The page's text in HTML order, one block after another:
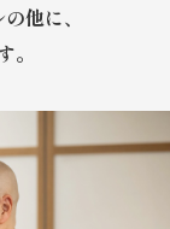
他に、